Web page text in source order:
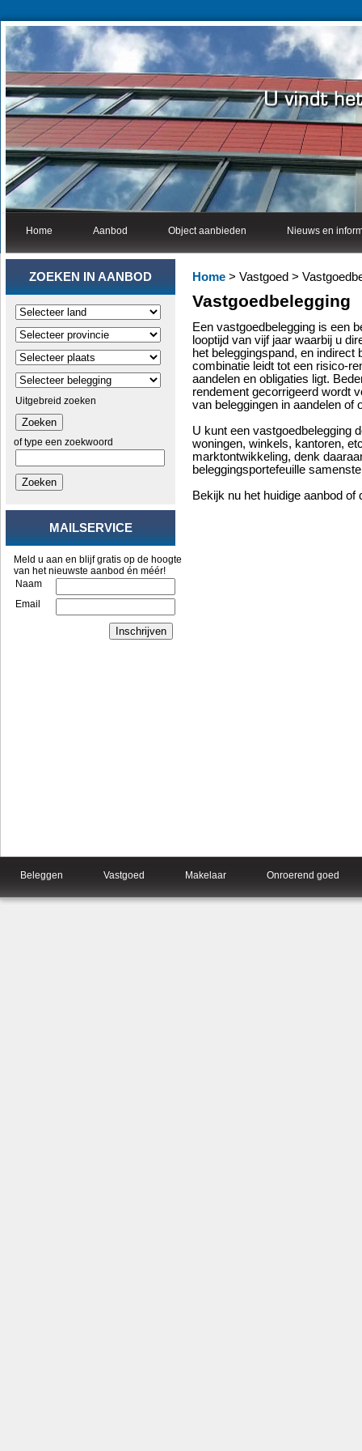
Home Aanbod Object aanbieden Nieuws en
ZOEKEN IN AANBOD
Uitgebreid zoeken
Zoeken
of type een zoekwoord
Zoeken
MAILSERVICE
Meld u aan en blijf gratis op de hoogte
van het nieuwste aanbod én méér!
Naam
Email
Inschrijven
Home > Vastgoed >
Vastgoedbelegging
Een vastgoedbelegging is een
looptijd van vijf jaar waarbij u
het beleggingspand, en
combinatie leidt tot een risico-
aandelen en obligaties ligt.
rendement gecorrigeerd wordt
van beleggingen in aandelen of
U kunt een vastgoedbelegging
woningen, winkels, kantoren,
marktontwikkeling, denk
beleggingsportefeuille
Bekijk nu het huidige aanbod
Beleggen Vastgoed Makelaar Onroerend goed